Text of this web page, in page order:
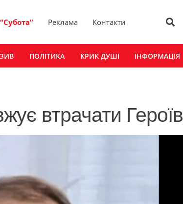
Реклама Контакти
ПОЛІТИКА КРИК ДУШІ ІНФОРМАЦІЯ
втрачати Героїв